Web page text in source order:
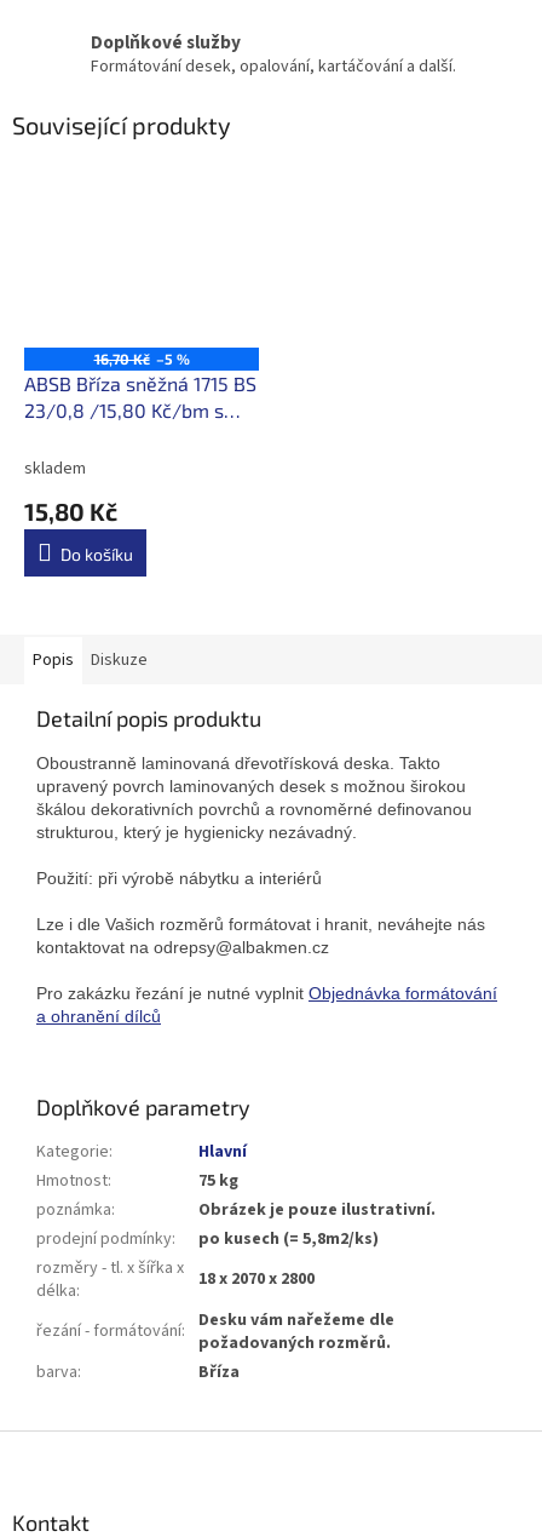
Doplňkové služby
Formátování desek, opalování, kartáčování a další.
Související produkty
16,70 Kč –5 %
ABSB Bříza sněžná 1715 BS
23/0,8 /15,80 Kč/bm s
skladem
15,80 Kč
Do košíku
Popis Diskuze
Detailní popis produktu
Oboustranně laminovaná dřevotřísková deska. Takto
upravený povrch laminovaných desek s možnou širokou
škálou dekorativních povrchů a rovnoměrné definovanou
strukturou, který je hygienicky nezávadný.
Použití: při výrobě nábytku a interiérů
Lze i dle Vašich rozměrů formátovat i hranit, neváhejte nás
kontaktovat na odrepsy@albakmen.cz
Pro zakázku řezání je nutné vyplnit Objednávka formátování
a ohranění dílců
Doplňkové parametry
Kategorie:
Hlavní
Hmotnost:
75 kg
poznámka:
Obrázek je pouze ilustrativní.
prodejní podmínky:
po kusech (= 5,8m2/ks)
rozměry - tl. x šířka x
délka: 18 x 2070 x 2800
řezání - formátování:
Desku vám nařežeme dle
požadovaných rozměrů.
barva: Bříza
Kontakt